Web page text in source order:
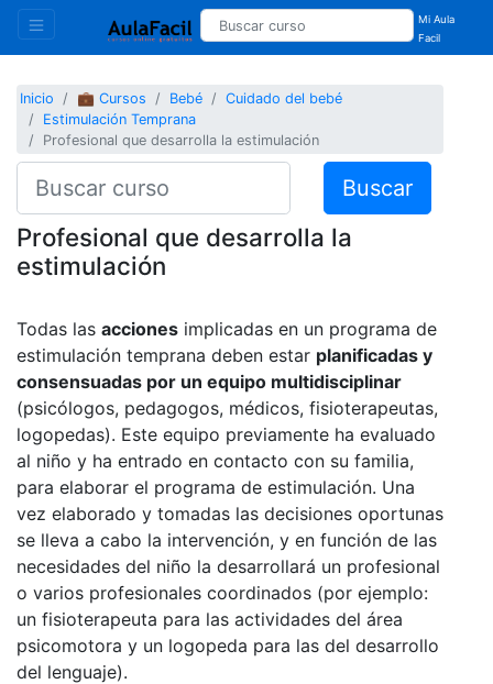
Mi Aula
Facil
Inicio 💼 Cursos Bebé
Cuidado del bebé
Estimulación Temprana
Profesional que desarrolla la estimulación
Buscar
Profesional que desarrolla la
estimulación
Todas las acciones implicadas en un programa de
estimulación temprana deben estar planificadas y
consensuadas por un equipo multidisciplinar
(psicólogos, pedagogos, médicos, fisioterapeutas,
logopedas). Este equipo previamente ha evaluado
al niño y ha entrado en contacto con su familia,
para elaborar el programa de estimulación. Una
vez elaborado y tomadas las decisiones oportunas
se lleva a cabo la intervención, y en función de las
necesidades del niño la desarrollará un profesional
o varios profesionales coordinados (por ejemplo:
un fisioterapeuta para las actividades del área
psicomotora y un logopeda para las del desarrollo
del lenguaje).